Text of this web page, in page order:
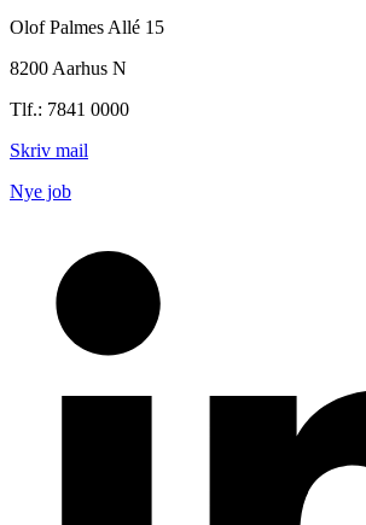
Olof Palmes Allé 15
8200 Aarhus N
Tlf.: 7841 0000
Skriv mail
Nye job